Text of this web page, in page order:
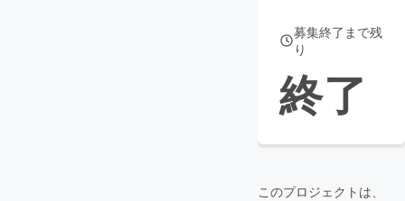
募集終了まで残
り
終了
このプロジェクトは、